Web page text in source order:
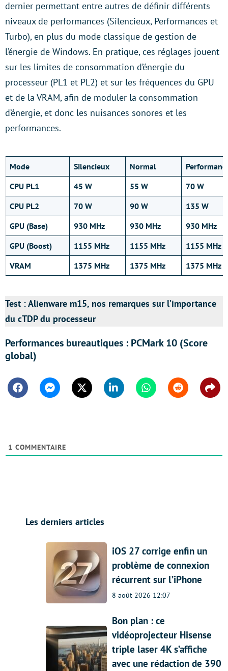
dernier permettant entre autres de définir différents
niveaux de performances (Silencieux, Performances et
Turbo), en plus du mode classique de gestion de
l’énergie de Windows. En pratique, ces réglages jouent
sur les limites de consommation d’énergie du
processeur (PL1 et PL2) et sur les fréquences du GPU
et de la VRAM, afin de moduler la consommation
d’énergie, et donc les nuisances sonores et les
performances.
Mode Silencieux Normal
CPU PL1
45 W 55 W
70 W
CPU PL2
70 W 90 W
135 W
GPU (Base)
930 MHz 930 MHz
930 MHz
GPU (Boost)
1155 MHz 1155 MHz
1155 MHz
VRAM
1375 MHz 1375 MHz 1375 MHz
Test : Alienware m15, nos remarques sur l’importance
du cTDP du processeur
Performances bureautiques : PCMark 10 (Score
global)
FacebookMessengerTwitter Linkedin WhatsappReddit
1 COMMENTAIRE
Les derniers articles
iOS 27 corrige enfin un
problème de connexion
récurrent sur l’iPhone
8 août 2026 12:07
Bon plan : ce
vidéoprojecteur Hisense
triple laser 4K s’affiche
avec une rédaction de 390